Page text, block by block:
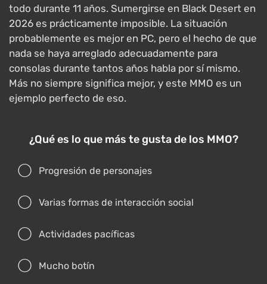
todo durante 11 años. Sumergirse en Black Desert en
2026 es prácticamente imposible. La situación
probablemente es mejor en PC, pero el hecho de que
nada se haya arreglado adecuadamente para
consolas durante tantos años habla por sí mismo.
Más no siempre significa mejor, y este MMO es un
ejemplo perfecto de eso.
¿Qué es lo que más te gusta de los MMO?
Progresión de personajes
Varias formas de interacción social
Actividades pacíficas
Mucho botín